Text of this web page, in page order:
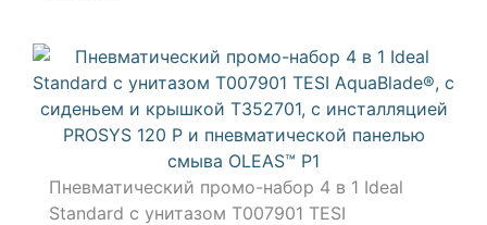
Пневматический промо-набор 4 в 1 Ideal
Standard с унитазом T007901 TESI